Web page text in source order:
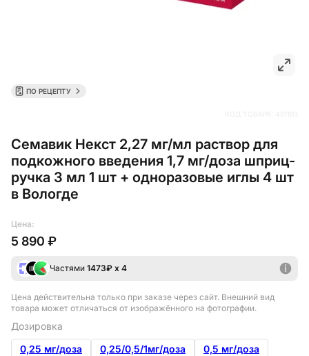
Семавик Некст 2,27 мг/мл раствор для
подкожного введения 1,7 мг/доза шприц-
ручка 3 мл 1 шт + одноразовые иглы 4 шт
в Вологде
ПО РЕЦЕПТУ
Цена:
5 890 ₽
Частями 1473₽ х 4
Цена действительна только при заказе через сайт. Внешний вид
товара может отличаться от изображённого на фотографии.
Дозировка
0,25 мг/доза
0,25/0,5/1мг/доза
0,5 мг/доза